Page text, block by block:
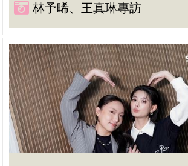
林予晞、王真琳專訪